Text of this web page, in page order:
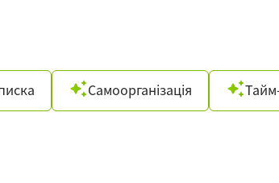
Самоорганізація